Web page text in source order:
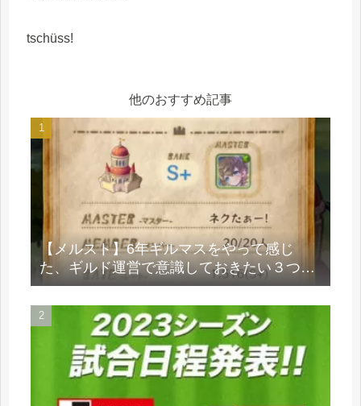
tschüss!
他のおすすめ記事
【メルスト】6年ギルマスをやって感じ
た、ギルド運営で意識しておきたい３つの
大切なこと。